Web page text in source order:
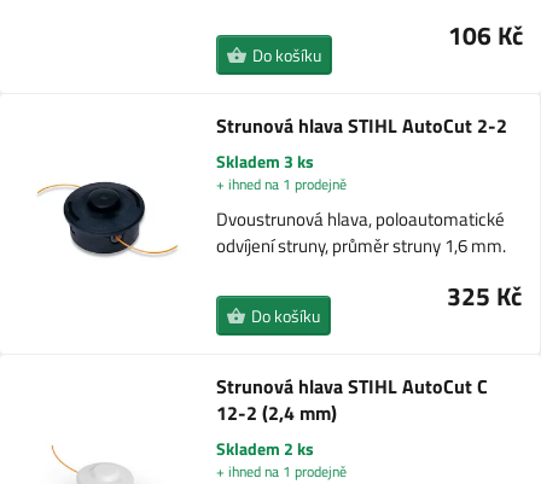
106 Kč
Do košíku
Strunová hlava STIHL AutoCut 2-2
Skladem 3 ks
+ ihned na 1 prodejně
Dvoustrunová hlava, poloautomatické
odvíjení struny, průměr struny 1,6 mm.
325 Kč
Do košíku
Strunová hlava STIHL AutoCut C
12-2 (2,4 mm)
Skladem 2 ks
+ ihned na 1 prodejně